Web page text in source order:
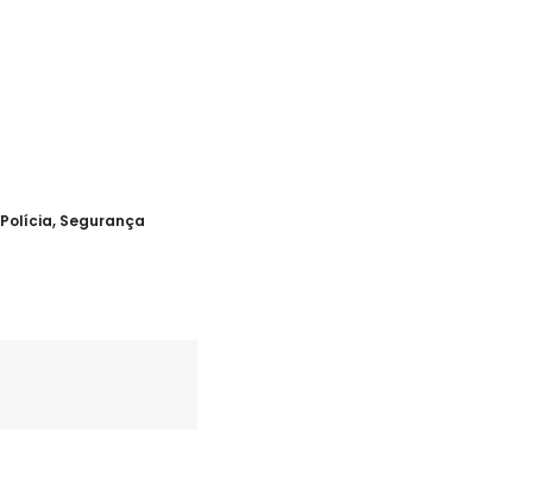
Polícia, Segurança